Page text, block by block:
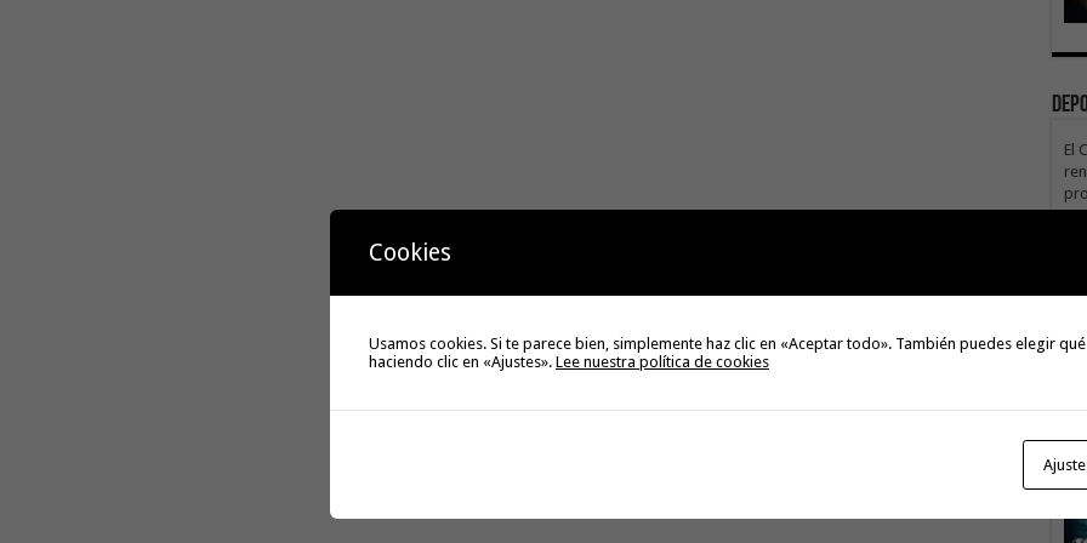
El
de
Cookies
Usamos cookies. Si te parece bien, simplemente haz clic en «Aceptar todo». También puedes elegir
haciendo clic en «Ajustes». Lee nuestra política de cookies